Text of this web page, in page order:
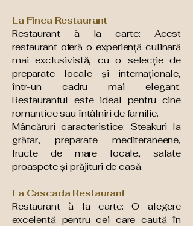
La Finca Restaurant
Restaurant à la carte: Acest
restaurant oferă o experiență culinară
mai exclusivistă, cu o selecție de
preparate locale și internaționale,
într-un cadru mai elegant.
Restaurantul este ideal pentru cine
romantice sau întâlniri de familie.
Mâncăruri caracteristice: Steakuri la
grătar, preparate mediteraneene,
fructe de mare locale, salate
proaspete și prăjituri de casă.
La Cascada Restaurant
Restaurant à la carte: O alegere
excelentă pentru cei care caută în